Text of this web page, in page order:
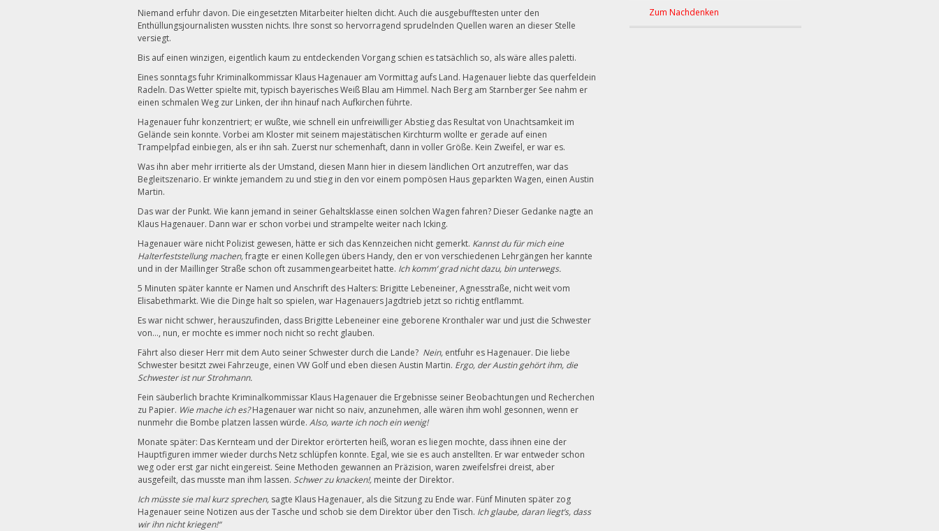
Niemand erfuhr davon. Die eingesetzten Mitarbeiter hielten dicht. Auch die ausgebufftesten unter den
Enthüllungsjournalisten wussten nichts. Ihre sonst so hervorragend sprudelnden Quellen waren an dieser Stelle
versiegt.
Bis auf einen winzigen, eigentlich kaum zu entdeckenden Vorgang schien es tatsächlich so, als wäre alles paletti.
Eines sonntags fuhr Kriminalkommissar Klaus Hagenauer am Vormittag aufs Land. Hagenauer liebte das querfeldein
Radeln. Das Wetter spielte mit, typisch bayerisches Weiß Blau am Himmel. Nach Berg am Starnberger See nahm er
einen schmalen Weg zur Linken, der ihn hinauf nach Aufkirchen führte.
Hagenauer fuhr konzentriert; er wußte, wie schnell ein unfreiwilliger Abstieg das Resultat von Unachtsamkeit im
Gelände sein konnte. Vorbei am Kloster mit seinem majestätischen Kirchturm wollte er gerade auf einen
Trampelpfad einbiegen, als er ihn sah. Zuerst nur schemenhaft, dann in voller Größe. Kein Zweifel, er war es.
Was ihn aber mehr irritierte als der Umstand, diesen Mann hier in diesem ländlichen Ort anzutreffen, war das
Begleitszenario. Er winkte jemandem zu und stieg in den vor einem pompösen Haus geparkten Wagen, einen Austin
Martin.
Das war der Punkt. Wie kann jemand in seiner Gehaltsklasse einen solchen Wagen fahren? Dieser Gedanke nagte an
Klaus Hagenauer. Dann war er schon vorbei und strampelte weiter nach Icking.
Hagenauer wäre nicht Polizist gewesen, hätte er sich das Kennzeichen nicht gemerkt. Kannst du für mich eine
Halterfeststellung machen,fragte er einen Kollegen übers Handy, den er von verschiedenen Lehrgängen her kannte
und in der Maillinger Straße schon oft zusammengearbeitet hatte. Ich komm‘ grad nicht dazu, bin unterwegs.
5 Minuten später kannte er Namen und Anschrift des Halters: Brigitte Lebeneiner, Agnesstraße, nicht weit vom
Elisabethmarkt. Wie die Dinge halt so spielen, war Hagenauers Jagdtrieb jetzt so richtig entflammt.
Es war nicht schwer, herauszufinden, dass Brigitte Lebeneiner eine geborene Kronthaler war und just die Schwester
von…, nun, er mochte es immer noch nicht so recht glauben.
Fährt also dieser Herr mit dem Auto seiner Schwester durch die Lande? Nein, entfuhr es Hagenauer. Die liebe
Schwester besitzt zwei Fahrzeuge, einen VW Golf und eben diesen Austin Martin. Ergo, der Austin gehört ihm, die
Schwester ist nur Strohmann.
Fein säuberlich brachte Kriminalkommissar Klaus Hagenauer die Ergebnisse seiner Beobachtungen und Recherchen
zu Papier. Wie mache ich es?Hagenauer war nicht so naiv, anzunehmen, alle wären ihm wohl gesonnen, wenn er
nunmehr die Bombe platzen lassen würde. Also, warte ich noch ein wenig!
Monate später: Das Kernteam und der Direktor erörterten heiß, woran es liegen mochte, dass ihnen eine der
Hauptfiguren immer wieder durchs Netz schlüpfen konnte. Egal, wie sie es auch anstellten. Er war entweder schon
weg oder erst gar nicht eingereist. Seine Methoden gewannen an Präzision, waren zweifelsfrei dreist, aber
ausgefeilt, das musste man ihm lassen. Schwer zu knacken!, meinte der Direktor.
Ich müsste sie mal kurz sprechen, sagte Klaus Hagenauer, als die Sitzung zu Ende war. Fünf Minuten später zog
Hagenauer seine Notizen aus der Tasche und schob sie dem Direktor über den Tisch. Ich glaube, daran liegt’s, dass
wir ihn nicht kriegen!“
Zum Nachdenken